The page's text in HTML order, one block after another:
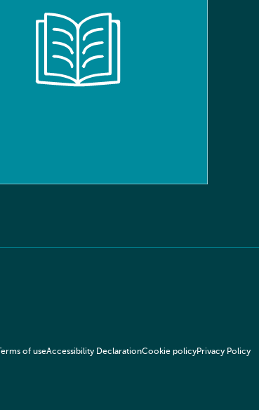
Terms of useAccessibility DeclarationCookie policyPrivacy Policy